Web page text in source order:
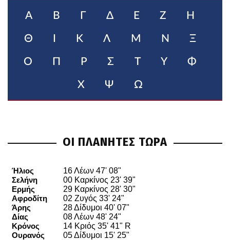
Α Β Γ Δ Ε Ζ Η
Θ Κ Λ Μ Ν Ξ
Ο Π Ρ Σ Τ Υ Φ
Χ Ψ Ω
ΟΙ ΠΛΑΝΗΤΕΣ ΤΩΡΑ